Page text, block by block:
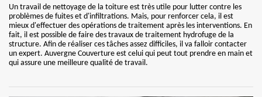
Un travail de nettoyage de la toiture est très utile pour lutter contre les
problèmes de fuites et d'infiltrations. Mais, pour renforcer cela, il est
mieux d'effectuer des opérations de traitement après les interventions. En
fait, il est possible de faire des travaux de traitement hydrofuge de la
structure. Afin de réaliser ces tâches assez difficiles, il va falloir contacter
un expert. Auvergne Couverture est celui qui peut tout prendre en main et
qui assure une meilleure qualité de travail.